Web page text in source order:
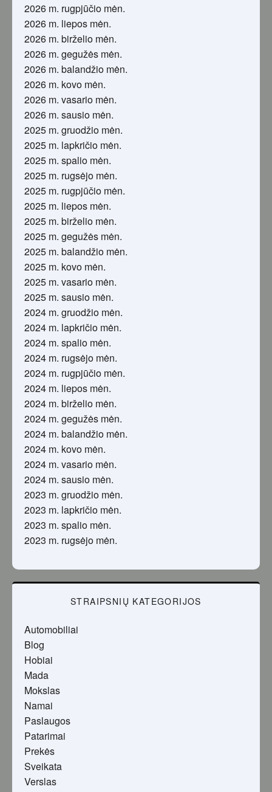
2026 m. rugpjūčio mėn.
2026 m. liepos mėn.
2026 m. birželio mėn.
2026 m. gegužės mėn.
2026 m. balandžio mėn.
2026 m. kovo mėn.
2026 m. vasario mėn.
2026 m. sausio mėn.
2025 m. gruodžio mėn.
2025 m. lapkričio mėn.
2025 m. spalio mėn.
2025 m. rugsėjo mėn.
2025 m. rugpjūčio mėn.
2025 m. liepos mėn.
2025 m. birželio mėn.
2025 m. gegužės mėn.
2025 m. balandžio mėn.
2025 m. kovo mėn.
2025 m. vasario mėn.
2025 m. sausio mėn.
2024 m. gruodžio mėn.
2024 m. lapkričio mėn.
2024 m. spalio mėn.
2024 m. rugsėjo mėn.
2024 m. rugpjūčio mėn.
2024 m. liepos mėn.
2024 m. birželio mėn.
2024 m. gegužės mėn.
2024 m. balandžio mėn.
2024 m. kovo mėn.
2024 m. vasario mėn.
2024 m. sausio mėn.
2023 m. gruodžio mėn.
2023 m. lapkričio mėn.
2023 m. spalio mėn.
2023 m. rugsėjo mėn.
STRAIPSNIŲ KATEGORIJOS
Automobiliai
Blog
Hobiai
Mada
Mokslas
Namai
Paslaugos
Patarimai
Prekės
Sveikata
Verslas